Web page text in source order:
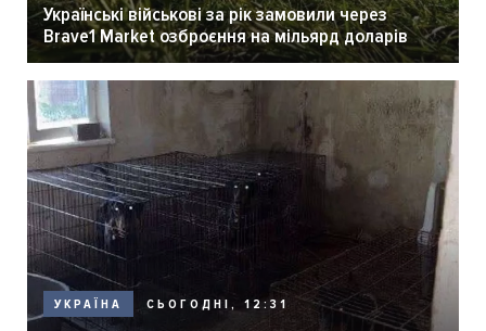
Українські військові за рік замовили через
Brave1 Market озброєння на мільярд доларів
УКРАЇНА СЬОГОДНІ, 12:31